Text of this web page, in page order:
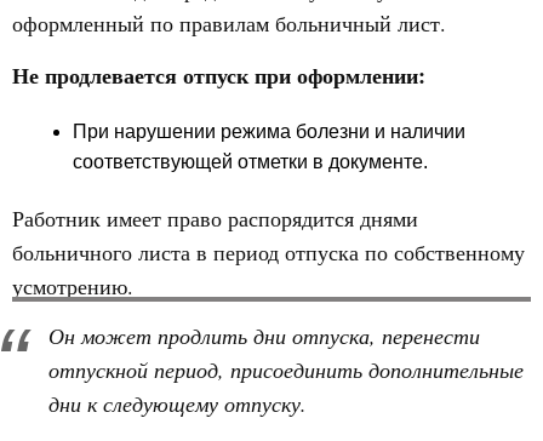
оформленный по правилам больничный лист.
Не продлевается отпуск при оформлении:
При нарушении режима болезни и наличии
соответствующей отметки в документе.
Работник имеет право распорядится днями
больничного листа в период отпуска по собственному
усмотрению.
Он может продлить дни отпуска, перенести
отпускной период, присоединить дополнительные
дни к следующему отпуску.